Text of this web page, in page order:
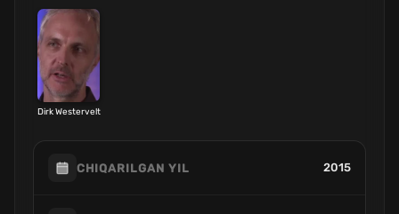
Dirk Westervelt
CHIQARILGAN YIL 2015